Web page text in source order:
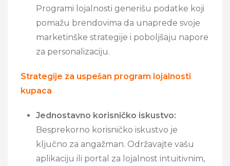
Programi lojalnosti generišu podatke koji
pomažu brendovima da unaprede svoje
marketinške strategije i poboljšaju napore
za personalizaciju.
Strategije za uspešan program lojalnosti
kupaca
Jednostavno korisničko iskustvo:
Besprekorno korisničko iskustvo je
ključno za angažman. Održavajte vašu
aplikaciju ili portal za lojalnost intuitivnim,